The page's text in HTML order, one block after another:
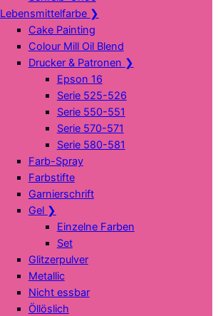
Lebensmittelfarbe ❯
Cake Painting
Colour Mill Oil Blend
Drucker & Patronen ❯
Epson 16
Serie 525-526
Serie 550-551
Serie 570-571
Serie 580-581
Farb-Spray
Farbstifte
Garnierschrift
Gel ❯
Einzelne Farben
Set
Glitzerpulver
Metallic
Nicht essbar
Öllöslich